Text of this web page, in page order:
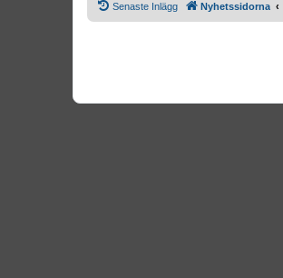
Senaste Inlägg Nyhetssidorna